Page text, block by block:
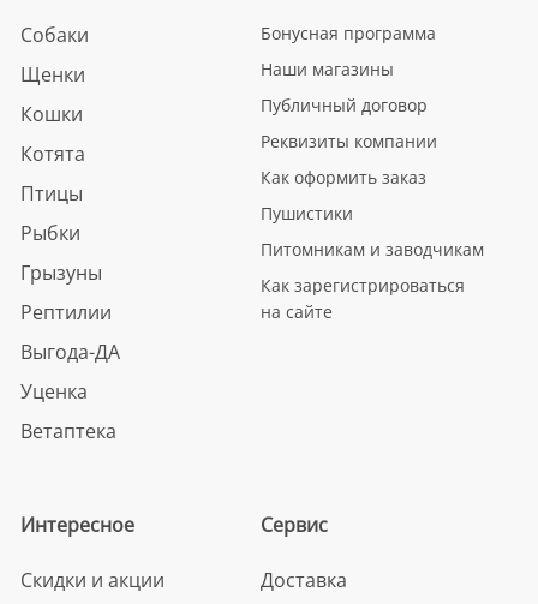
Собаки
Щенки
Кошки
Котята
Птицы
Рыбки
Грызуны
Рептилии
Выгода-ДА
Уценка
Ветаптека
Бонусная программа
Наши магазины
Публичный договор
Реквизиты компании
Как оформить заказ
Пушистики
Питомникам и заводчикам
Как зарегистрироваться
на сайте
Интересное
Скидки и акции
Сервис
Доставка